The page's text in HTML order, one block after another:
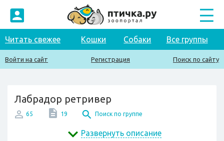
Читать свежее Кошки Собаки Все группы
Войти на сайт Регистрация Поиск по сайту
Лабрадор ретривер
65 19 Поиск по группе
Развернуть описание